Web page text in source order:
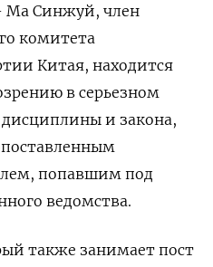
Ма Синжуй, член
‌комитета
Китая, находится
​в серьезном
и ‌закона,
попавшим ‌под
​ведомства.
также занимает пост